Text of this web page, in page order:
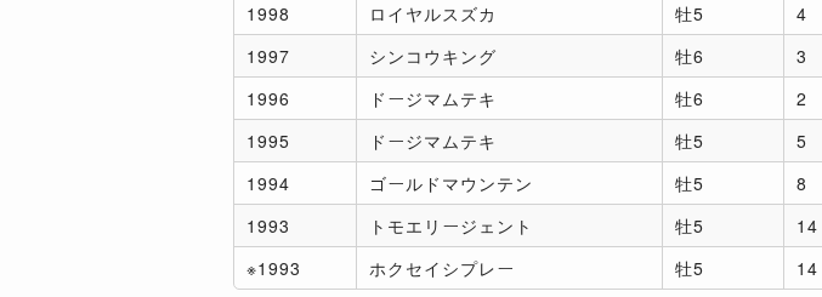
1998
ロイヤルスズカ 牡5 4
1997
シンコウキング 牡6 3
1996
ドージマムテキ 牡6 2
1995
ドージマムテキ 牡5 5
1994
ゴールドマウンテン 牡5 8
1993
トモエリージェント 牡5 14
※1993
ホクセイシプレー 牡5 14